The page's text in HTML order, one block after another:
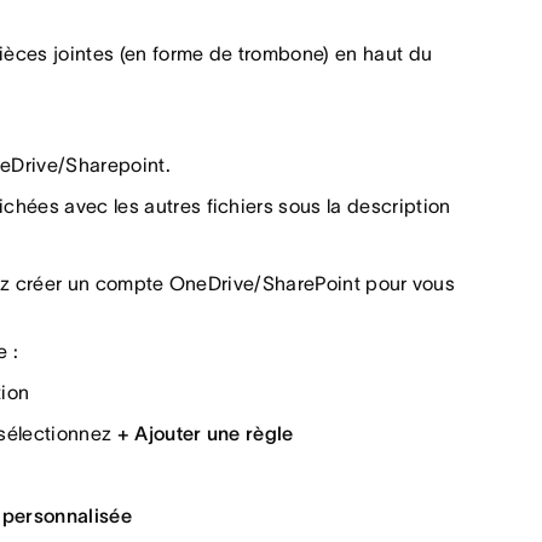
jointes (en forme de trombone) en haut du
Sharepoint.
avec les autres fichiers sous la description
un compte OneDrive/SharePoint pour vous
:
+ Ajouter une règle